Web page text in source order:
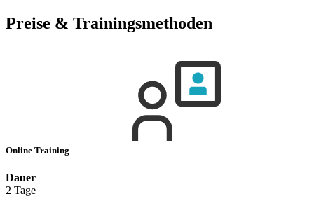
Preise & Trainingsmethoden
Online Training
Dauer
2 Tage